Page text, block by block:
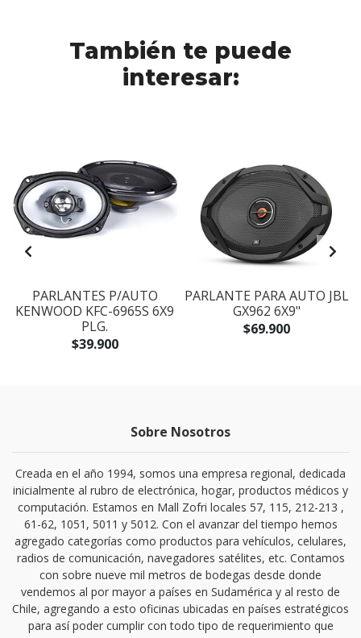
También te puede
interesar:
PARLANTES P/AUTO
KENWOOD KFC-6965S 6X9
PLG.
$39.900
PARLANTE PARA AUTO JBL
GX962 6X9"
$69.900
Sobre Nosotros
Creada en el año 1994, somos una empresa regional, dedicada
inicialmente al rubro de electrónica, hogar, productos médicos y
computación. Estamos en Mall Zofri locales 57, 115, 212-213 ,
61-62, 1051, 5011 y 5012. Con el avanzar del tiempo hemos
agregado categorías como productos para vehículos, celulares,
radios de comunicación, navegadores satélites, etc. Contamos
con sobre nueve mil metros de bodegas desde donde
vendemos al por mayor a países en Sudamérica y al resto de
Chile, agregando a esto oficinas ubicadas en países estratégicos
para así poder cumplir con todo tipo de requerimiento que